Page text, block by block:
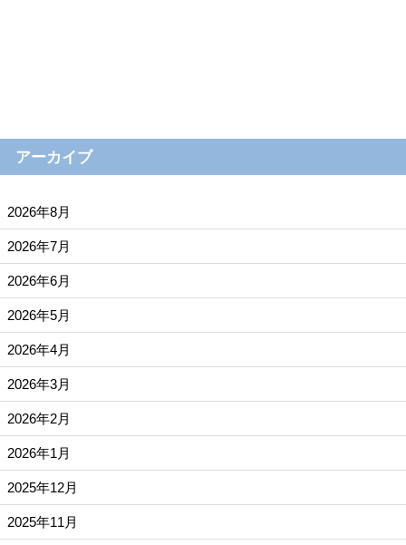
アーカイブ
2026年8月
2026年7月
2026年6月
2026年5月
2026年4月
2026年3月
2026年2月
2026年1月
2025年12月
2025年11月